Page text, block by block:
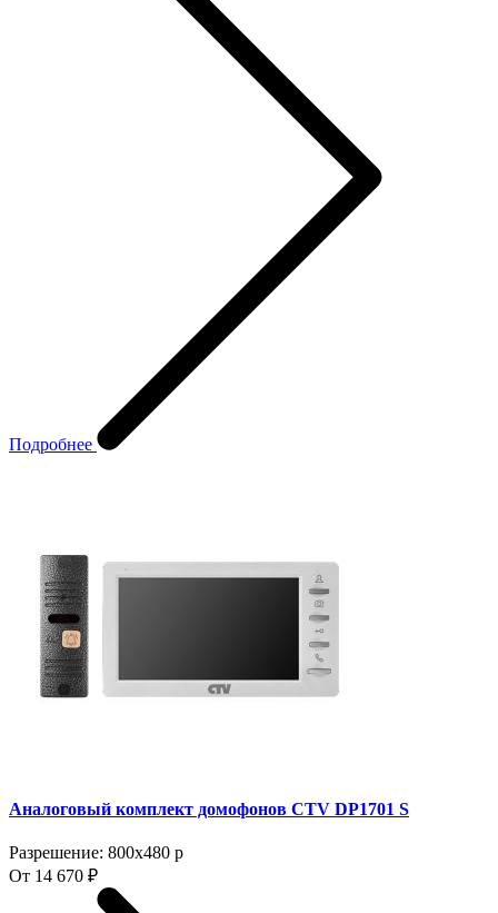
Подробнее
Аналоговый комплект домофонов CTV DP1701 S
Разрешение: 800x480 p
От 14 670 ₽